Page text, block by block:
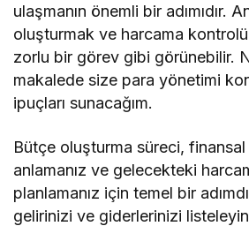
ulaşmanın önemli bir adımıdır.
oluşturmak ve harcama
zorlu bir görev gibi görünebilir.
makalede size para yönetimi
ipuçları sunacağım.
Bütçe oluşturma süreci,
anlamanız ve gelecekteki
planlamanız için temel bir
gelirinizi ve giderlerinizi